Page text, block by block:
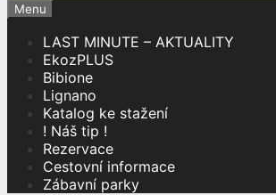
Menu
LAST MINUTE – AKTUALITY
EkozPLUS
Bibione
Lignano
Katalog ke stažení
! Náš tip !
Rezervace
Cestovní informace
Zábavní parky